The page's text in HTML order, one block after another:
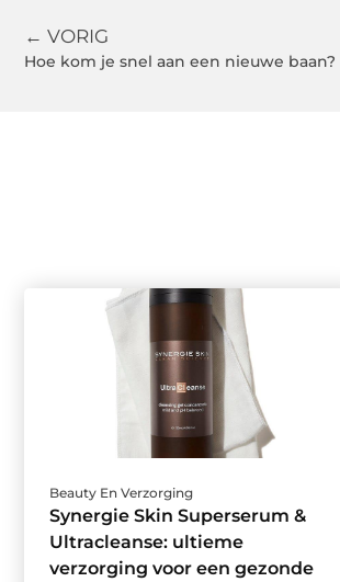
← VORIG
Hoe kom je snel aan een nieuwe baan?
Beauty En Verzorging
Synergie Skin Superserum &
Ultracleanse: ultieme
verzorging voor een gezonde